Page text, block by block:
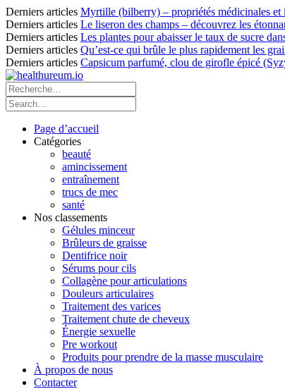
Derniers articles Myrtille (bilberry) – propriétés médicinales
Derniers articles Le liseron des champs – découvrez les
Derniers articles Les plantes pour abaisser le taux de sucre
Derniers articles Qu’est-ce qui brûle le plus rapidement les
Derniers articles Capsicum parfumé, clou de girofle épicé
Page d’accueil
Catégories
beauté
amincissement
entraînement
trucs de mec
santé
Nos classements
Gélules minceur
Brûleurs de graisse
Dentifrice noir
Sérums pour cils
Collagène pour articulations
Douleurs articulaires
Traitement des varices
Traitement chute de cheveux
Énergie sexuelle
Pre workout
Produits pour prendre de la masse musculaire
À propos de nous
Contacter